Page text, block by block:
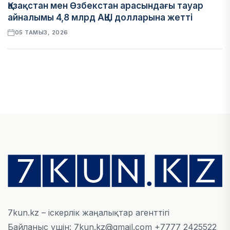
Қазақстан мен Өзбекстан арасындағы тауар
айналымы 4,8 млрд АҚШ долларына жетті
05 ТАМЫЗ, 2026
БИЛІК
«Бәйтерек» холдингінің инвестициялық және
кредиттік портфелі 14,3 трлн теңгеге жетті
7kun.kz – іскерлік жаңалықтар агенттігі
Байланыс үшін: 7kun.kz@gmail.com +7777 2425522